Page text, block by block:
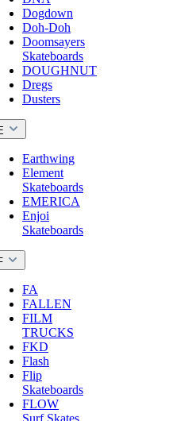
Dogdown
Doh-Doh
Doomsayers
Skateboards
DOUGHNUT
Dregs
Dusters
Earthwing
Element
Skateboards
EMERICA
Enjoi
Skateboards
FA
FALLEN
FILM
TRUCKS
FKD
Flash
Flip
Skateboards
FLOW